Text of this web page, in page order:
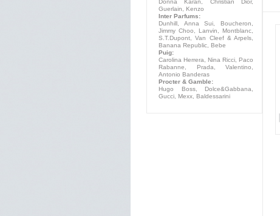
Donna Karan, Christian Dior,
Guerlain, Kenzo
Inter Parfums:
Dunhill, Anna Sui, Boucheron,
Jimmy Choo, Lanvin, Montblanc,
S.T.Dupont, Van Cleef & Arpels,
Banana Republic, Bebe
Puig:
Carolina Herrera, Nina Ricci, Paco
Rabanne, Prada, Valentino,
Antonio Banderas
Procter & Gamble:
Hugo Boss, Dolce&Gabbana,
Gucci, Mexx, Baldessarini